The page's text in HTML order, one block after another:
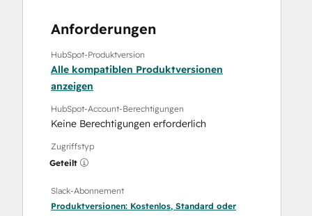
Anforderungen
HubSpot-Produktversion
Alle kompatiblen Produktversionen
anzeigen
HubSpot-Account-Berechtigungen
Keine Berechtigungen erforderlich
Zugriffstyp
Geteilt
Slack-Abonnement
Produktversionen: Kostenlos, Standard oder